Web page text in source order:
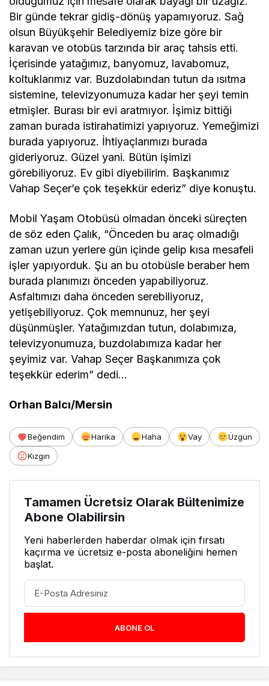
Bir günde tekrar gidiş-dönüş yapamıyoruz. Sağ
olsun Büyükşehir Belediyemiz bize göre bir
karavan ve otobüs tarzında bir araç tahsis etti.
İçerisinde yatağımız, banyomuz, lavabomuz,
koltuklarımız var. Buzdolabından tutun da ısıtma
sistemine, televizyonumuza kadar her şeyi temin
etmişler. Burası bir evi aratmıyor. İşimiz bittiği
zaman burada istirahatimizi yapıyoruz. Yemeğimizi
burada yapıyoruz. İhtiyaçlarımızı burada
gideriyoruz. Güzel yani. Bütün işimizi
görebiliyoruz. Ev gibi diyebilirim. Başkanımız
Vahap Seçer’e çok teşekkür ederiz” diye konuştu.
Mobil Yaşam Otobüsü olmadan önceki süreçten
de söz eden Çalık, “Önceden bu araç olmadığı
zaman uzun yerlere gün içinde gelip kısa mesafeli
işler yapıyorduk. Şu an bu otobüsle beraber hem
burada planımızı önceden yapabiliyoruz.
Asfaltımızı daha önceden serebiliyoruz,
yetişebiliyoruz. Çok memnunuz, her şeyi
düşünmüşler. Yatağımızdan tutun, dolabımıza,
televizyonumuza, buzdolabımıza kadar her
şeyimiz var. Vahap Seçer Başkanımıza çok
teşekkür ederim” dedi…
Orhan Balcı/Mersin
Beğendim Harika Haha Vay
Üzgün
Kızgın
Tamamen Ücretsiz Olarak Bültenimize
Abone Olabilirsin
Yeni haberlerden haberdar olmak için fırsatı
kaçırma ve ücretsiz e-posta aboneliğini hemen
başlat.
ABONE OL